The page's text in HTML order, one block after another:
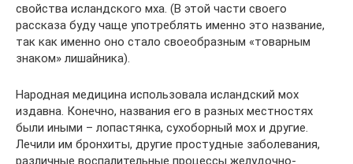
свойства исландского мха. (В этой части своего
рассказа буду чаще употреблять именно это название,
так как именно оно стало своеобразным «товарным
знаком» лишайника).
Народная медицина использовала исландский мох
издавна. Конечно, названия его в разных местностях
были иными – лопастянка, сухоборный мох и другие.
Лечили им бронхиты, другие простудные заболевания,
различные воспалительные процессы желудочно-